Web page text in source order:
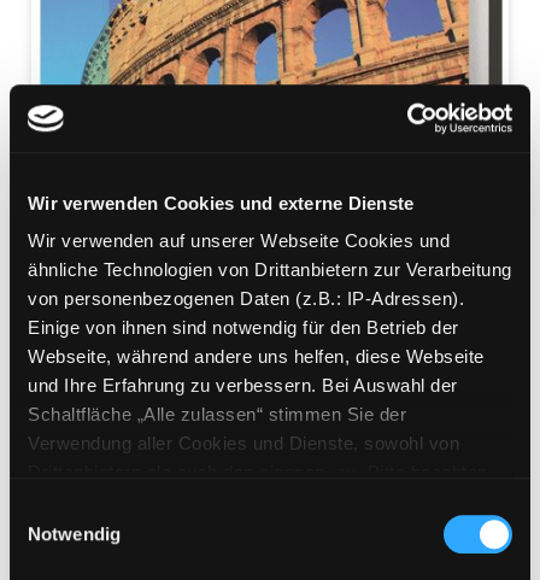
Wir verwenden Cookies und externe Dienste
Wir verwenden auf unserer Webseite Cookies und
ähnliche Technologien von Drittanbietern zur Verarbeitung
von personenbezogenen Daten (z.B.: IP-Adressen).
Einige von ihnen sind notwendig für den Betrieb der
Webseite, während andere uns helfen, diese Webseite
und Ihre Erfahrung zu verbessern. Bei Auswahl der
Schaltfläche „Alle zulassen“ stimmen Sie der
Verwendung aller Cookies und Dienste, sowohl von
Cookies von Drittanbietern, eine Verarbeitung in
unsicheren Drittländern (Länder außerhalb des EWR
Notwendig
Rom
der archäologische Führer
Mediengruppe:Sachbuch
Verfasser:Suche nach diesem Verfasser
Coarelli, Filippo
Beschreibung ein-/ausblenden